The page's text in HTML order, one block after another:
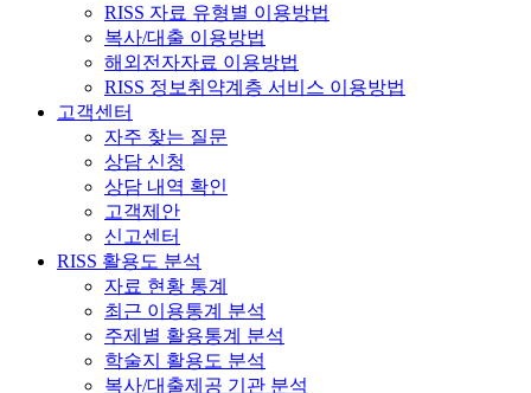
RISS 자료 유형별 이용방법
복사/대출 이용방법
해외전자자료 이용방법
RISS 정보취약계층 서비스 이용방법
고객센터
자주 찾는 질문
상담 신청
상담 내역 확인
고객제안
신고센터
RISS 활용도 분석
자료 현황 통계
최근 이용통계 분석
주제별 활용통계 분석
학술지 활용도 분석
복사/대출제공 기관 분석